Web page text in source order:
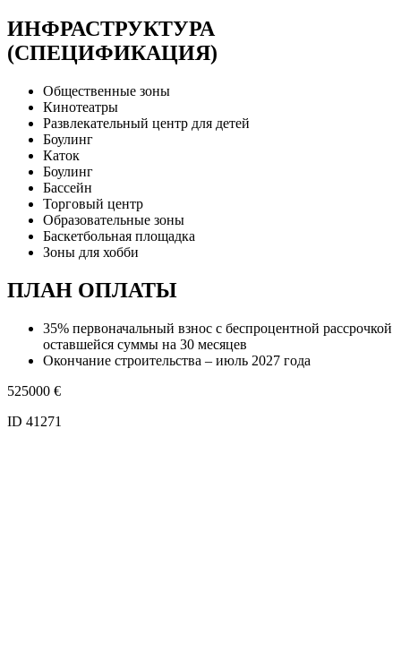
ИНФРАСТРУКТУРА
(СПЕЦИФИКАЦИЯ)
Общественные зоны
Кинотеатры
Развлекательный центр для детей
Боулинг
Каток
Боулинг
Бассейн
Торговый центр
Образовательные зоны
Баскетбольная площадка
Зоны для хобби
ПЛАН ОПЛАТЫ
35% первоначальный взнос с беспроцентной рассрочкой
оставшейся суммы на 30 месяцев
Окончание строительства – июль 2027 года
525000 €
ID 41271